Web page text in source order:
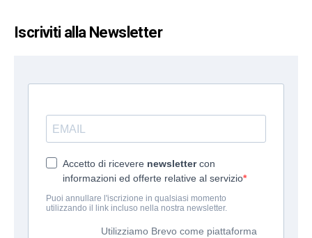
Iscriviti alla Newsletter